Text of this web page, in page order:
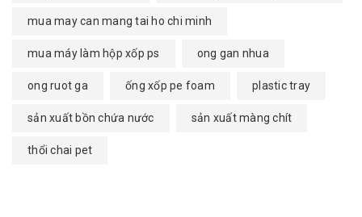
mua may can mang tai ho chi minh
mua máy làm hộp xốp ps ong gan nhua
ong ruot ga ống xốp pe foam plastic tray
sản xuất bồn chứa nước sản xuất màng chít
thổi chai pet